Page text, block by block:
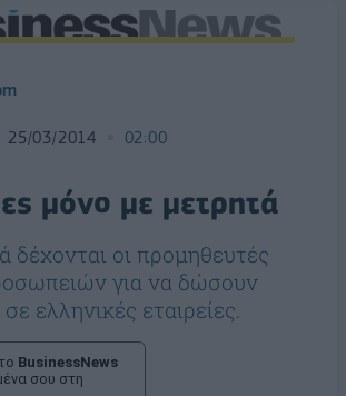
25/03/2014 02:00
μόνο με μετρητά
δέχονται οι προμηθευτές
για να δώσουν
ελληνικές εταιρείες.
BusinessNews
σου στη